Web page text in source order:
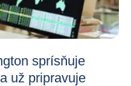
sprísňuje
už pripravuje